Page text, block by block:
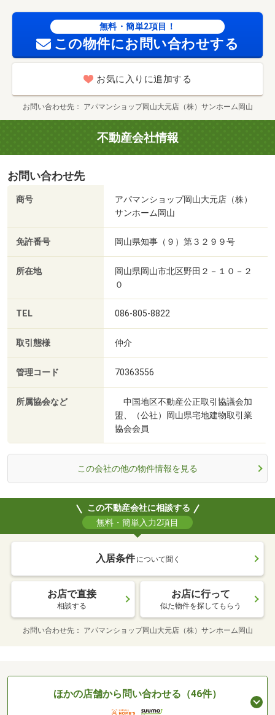
無料・簡単2項目！
この物件にお問い合わせする
お気に入りに追加する
お問い合わせ先 アパマンショップ岡山大元店（株）サンホーム岡山
不動産会社情報
お問い合わせ先
商号
アパマンショップ岡山大元店（株）
サンホーム岡山
免許番号 岡山県知事（９）第３２９９号
所在地
岡山県岡山市北区野田２－１０－２
０
TEL 086-805-8822
取引態様 仲介
管理コード 70363556
所属協会など
中国地区不動産公正取引協議会加
盟、（公社）岡山県宅地建物取引業
協会会員
この会社の他の物件情報を見る
この不動産会社に相談する
無料・簡単入力2項目
入居条件 について聞く
お店で直接
相談する
お店に行って
似た物件を探してもらう
お問い合わせ先 アパマンショップ岡山大元店（株）サンホーム岡山
ほかの店舗から問い合わせる（46件）